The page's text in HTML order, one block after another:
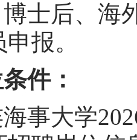
士后、海
报。
件：
事大学